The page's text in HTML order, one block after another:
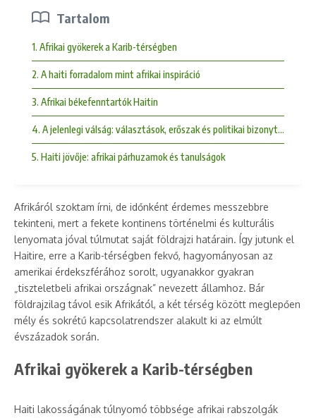
Tartalom
1. Afrikai gyökerek a Karib-térségben
2. A haiti forradalom mint afrikai inspiráció
3. Afrikai békefenntartók Haitin
4. A jelenlegi válság: választások, erőszak és politikai bizonytalanság
5. Haiti jövője: afrikai párhuzamok és tanulságok
Afrikáról szoktam írni, de időnként érdemes messzebbre
tekinteni, mert a fekete kontinens történelmi és kulturális
lenyomata jóval túlmutat saját földrajzi határain. Így jutunk el
Haitire, erre a Karib-térségben fekvő, hagyományosan az
amerikai érdekszférához sorolt, ugyanakkor gyakran
„tiszteletbeli afrikai országnak” nevezett államhoz. Bár
földrajzilag távol esik Afrikától, a két térség között meglepően
mély és sokrétű kapcsolatrendszer alakult ki az elmúlt
évszázadok során.
Afrikai gyökerek a Karib-térségben
Haiti lakosságának túlnyomó többsége afrikai rabszolgák